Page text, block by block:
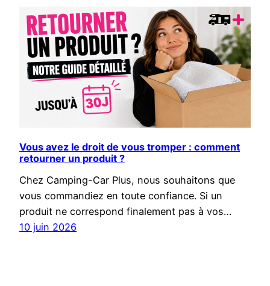
Vous avez le droit de vous tromper : comment
retourner un produit ?
Chez Camping-Car Plus, nous souhaitons que
vous commandiez en toute confiance. Si un
produit ne correspond finalement pas à vos…
10 juin 2026